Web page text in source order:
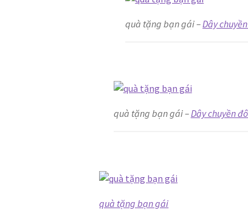
quà tặng bạn gái –Dây
quà tặng bạn gái –Dây chuyền
quà tặng bạn gái